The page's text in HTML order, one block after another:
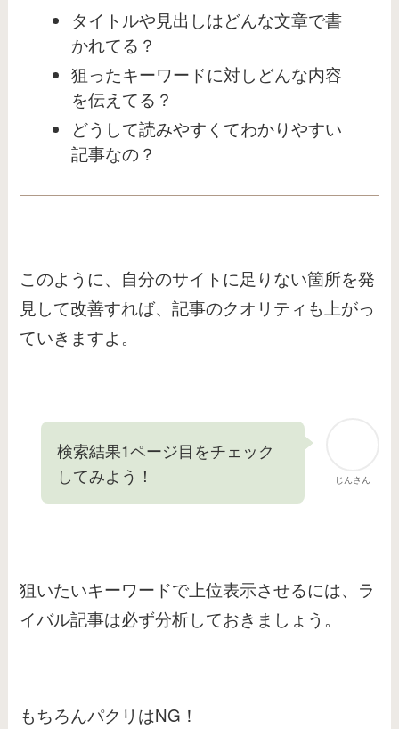
タイトルや見出しはどんな文章で書
かれてる？
狙ったキーワードに対しどんな内容
を伝えてる？
どうして読みやすくてわかりやすい
記事なの？
このように、自分のサイトに足りない箇所を発
見して改善すれば、記事のクオリティも上がっ
ていきますよ。
じんさん
検索結果1ページ目をチェック
してみよう！
狙いたいキーワードで上位表示させるには、ラ
イバル記事は必ず分析しておきましょう。
もちろんパクリはNG！